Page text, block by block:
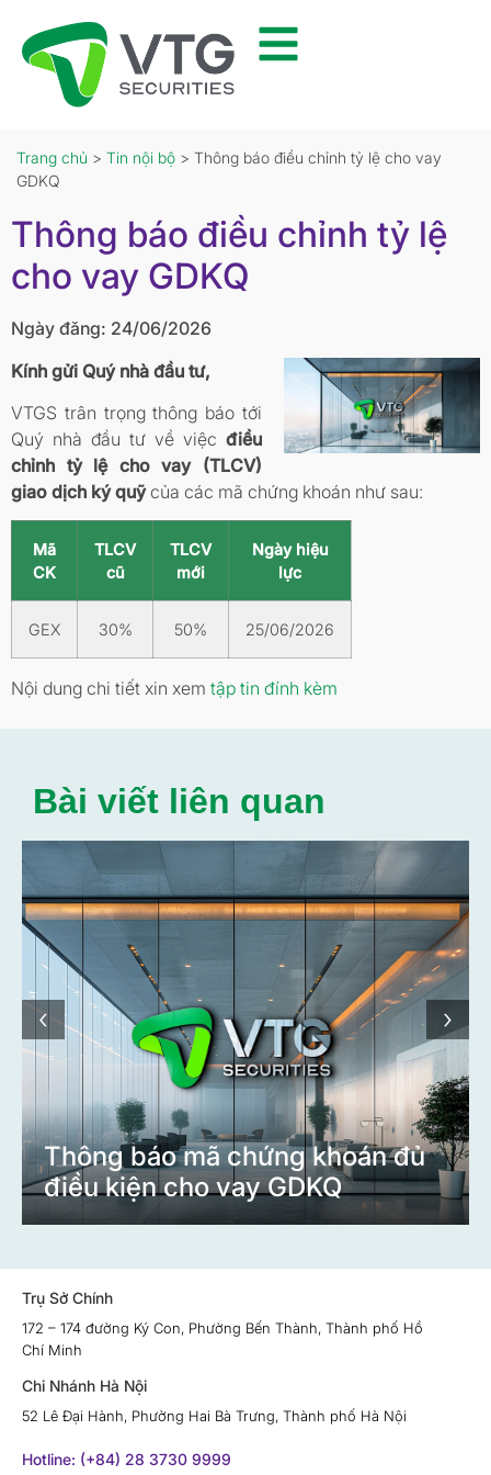
Trang chủ > Tin nội bộ > Thông báo điều chỉnh tỷ lệ cho vay
GDKQ
Thông báo điều chỉnh tỷ lệ
cho vay GDKQ
Ngày đăng: 24/06/2026
Kính gửi Quý nhà đầu tư,
VTGS trân trọng thông báo tới
Quý nhà đầu tư về việc điều
chỉnh tỷ lệ cho vay (TLCV)
giao dịch ký quỹcủa các mã chứng khoán như sau:
Mã
CK
TLCV
cũ
TLCV
mới
Ngày hiệu
lực
GEX 30% 50% 25/06/2026
Nội dung chi tiết xin xem tập tin đính kèm
Bài viết liên quan
Thông báo mã chứng khoán đủ
điều kiện cho vay GDKQ
‹ ›
Trụ Sở Chính
172 – 174 đường Ký Con, Phường Bến Thành, Thành phố Hồ
Chí Minh
Chi Nhánh Hà Nội
52 Lê Đại Hành, Phường Hai Bà Trưng, Thành phố Hà Nội
Hotline: (+84) 28 3730 9999